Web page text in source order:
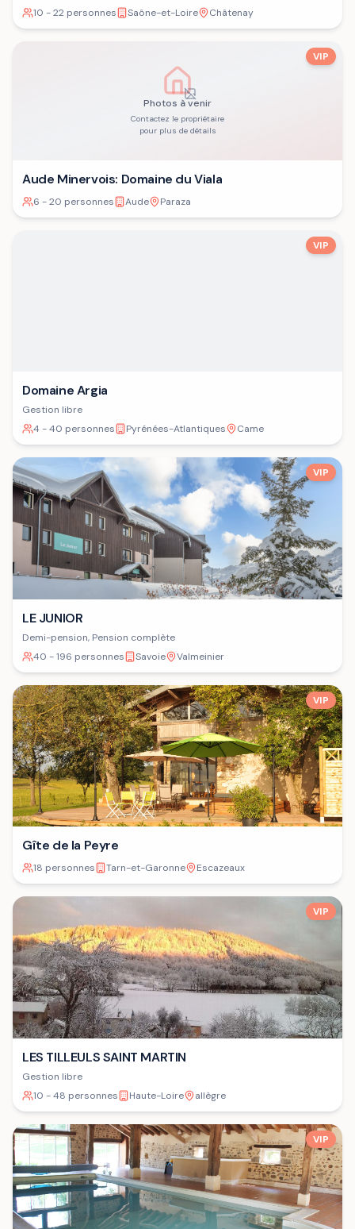
10 - 22 personnes
Saône-et-Loire Châtenay
Photos à venir
Contactez le propriétaire
pour plus de détails
VIP
Aude Minervois: Domaine du Viala
6 - 20 personnes Aude Paraza
VIP
Domaine Argia
Gestion libre
4 - 40 personnes
Pyrénées-Atlantiques Came
VIP
LE JUNIOR
Demi-pension, Pension complète
40 - 196 personnes
Savoie Valmeinier
VIP
Gîte de la Peyre
18 personnes Tarn-et-Garonne Escazeaux
VIP
LES TILLEULS SAINT MARTIN
Gestion libre
10 - 48 personnes
Haute-Loire allègre
VIP